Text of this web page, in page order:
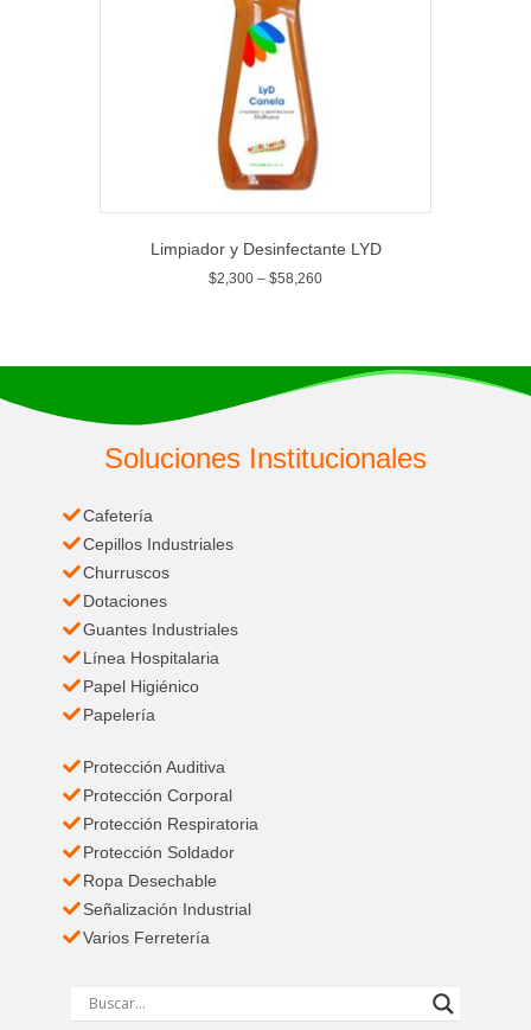
Limpiador y Desinfectante LYD
$2,300 – $58,260
Soluciones Institucionales
Cafetería
Cepillos Industriales
Churruscos
Dotaciones
Guantes Industriales
Línea Hospitalaria
Papel Higiénico
Papelería
Protección Auditiva
Protección Corporal
Protección Respiratoria
Protección Soldador
Ropa Desechable
Señalización Industrial
Varios Ferretería